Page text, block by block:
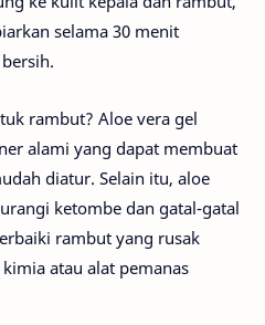
selama 30 menit
rambut? Aloe vera gel
alami yang dapat membuat
diatur. Selain itu, aloe
ketombe dan gatal-gatal
rambut yang rusak
atau alat pemanas